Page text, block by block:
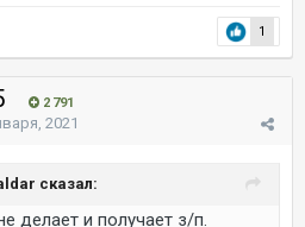
1
2 791
2021
сказал:
делает и получает з/п.